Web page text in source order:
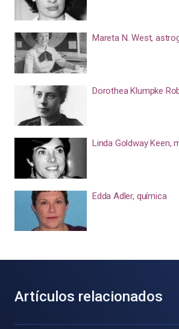
Mareta N. West,
Dorothea Klumpke
Linda Goldway Keen,
Edda Adler, química
Artículos relacionados